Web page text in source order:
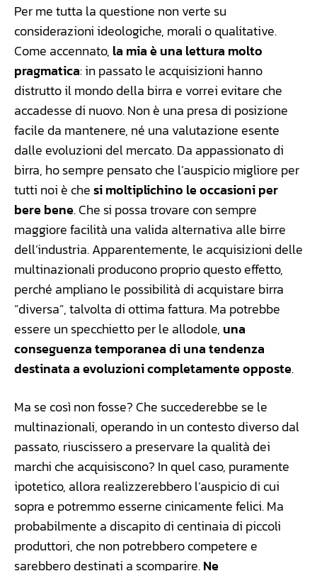
Per me tutta la questione non verte su
considerazioni ideologiche, morali o qualitative.
Come accennato, la mia è una lettura molto
pragmatica: in passato le acquisizioni hanno
distrutto il mondo della birra e vorrei evitare che
accadesse di nuovo. Non è una presa di posizione
facile da mantenere, né una valutazione esente
dalle evoluzioni del mercato. Da appassionato di
birra, ho sempre pensato che l’auspicio migliore per
tutti noi è chesi moltiplichino le occasioni per
bere bene. Che si possa trovare con sempre
maggiore facilità una valida alternativa alle birre
dell’industria. Apparentemente, le acquisizioni delle
multinazionali producono proprio questo effetto,
perché ampliano le possibilità di acquistare birra
“diversa”, talvolta di ottima fattura. Ma potrebbe
essere un specchietto per le allodole, una
conseguenza temporanea di una tendenza
destinata a evoluzioni completamente opposte.
Ma se così non fosse? Che succederebbe se le
multinazionali, operando in un contesto diverso dal
passato, riuscissero a preservare la qualità dei
marchi che acquisiscono? In quel caso, puramente
ipotetico, allora realizzerebbero l’auspicio di cui
sopra e potremmo esserne cinicamente felici. Ma
probabilmente a discapito di centinaia di piccoli
produttori, che non potrebbero competere e
sarebbero destinati a scomparire.Ne